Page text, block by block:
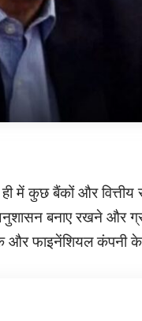
ही में कुछ बैंकों और
अनुशासन बनाए रखने और
फाइनेंशियल कंपनी के